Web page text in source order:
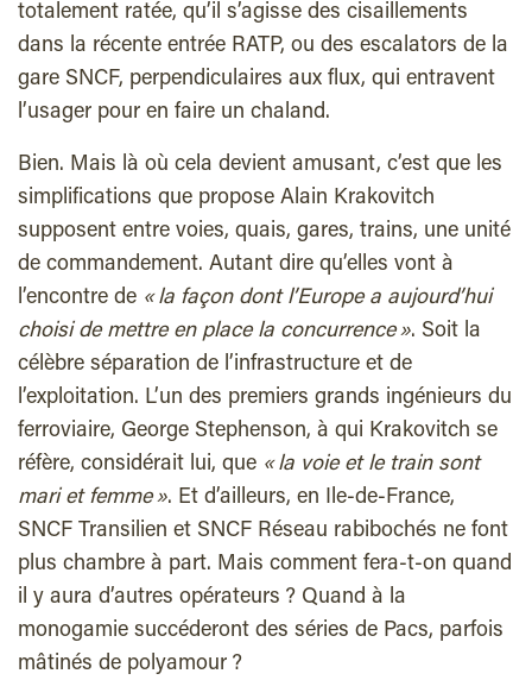
totalement ratée, qu’il s’agisse des cisaillements
dans la récente entrée RATP, ou des escalators de la
gare SNCF, perpendiculaires aux flux, qui entravent
l’usager pour en faire un chaland.
Bien. Mais là où cela devient amusant, c’est que les
simplifications que propose Alain Krakovitch
supposent entre voies, quais, gares, trains, une unité
de commandement. Autant dire qu’elles vont à
l’encontre de « la façon dont l’Europe a aujourd’hui
choisi de mettre en place la concurrence ». Soit la
célèbre séparation de l’infrastructure et de
l’exploitation. L’un des premiers grands ingénieurs du
ferroviaire, George Stephenson, à qui Krakovitch se
réfère, considérait lui, que « la voie et le train sont
mari et femme ». Et d’ailleurs, en Ile-de-France,
SNCF Transilien et SNCF Réseau rabibochés ne font
plus chambre à part. Mais comment fera-t-on quand
il y aura d’autres opérateurs ? Quand à la
monogamie succéderont des séries de Pacs, parfois
mâtinés de polyamour ?